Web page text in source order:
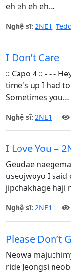
eh eh eh eh…
Nghệ sĩ: 2NE1 ,
I Don’t Care
:: Capo 4 :: - - -
time's up I had
Sometimes you…
Nghệ sĩ: 2NE1
I Love You –
Geudae
useojwoyo I said
jipchakhage haji
Nghệ sĩ: 2NE1
Please Don’t
Neowa
ride Jeongsi